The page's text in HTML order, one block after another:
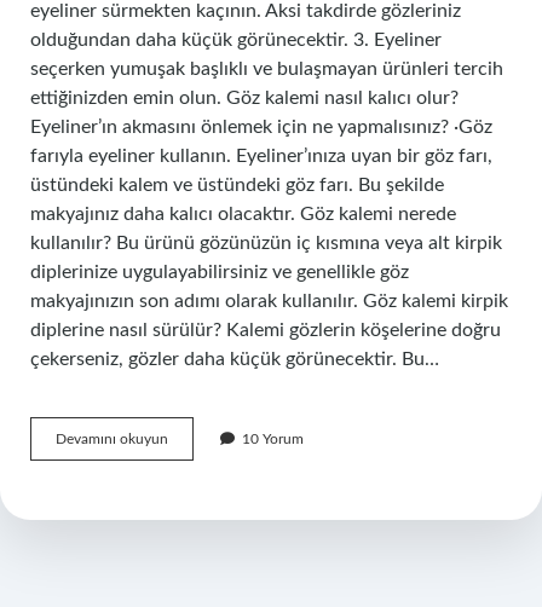
eyeliner sürmekten kaçının. Aksi takdirde gözleriniz
olduğundan daha küçük görünecektir. 3. Eyeliner
seçerken yumuşak başlıklı ve bulaşmayan ürünleri tercih
ettiğinizden emin olun. Göz kalemi nasıl kalıcı olur?
Eyeliner’ın akmasını önlemek için ne yapmalısınız? ·Göz
farıyla eyeliner kullanın. Eyeliner’ınıza uyan bir göz farı,
üstündeki kalem ve üstündeki göz farı. Bu şekilde
makyajınız daha kalıcı olacaktır. Göz kalemi nerede
kullanılır? Bu ürünü gözünüzün iç kısmına veya alt kirpik
diplerinize uygulayabilirsiniz ve genellikle göz
makyajınızın son adımı olarak kullanılır. Göz kalemi kirpik
diplerine nasıl sürülür? Kalemi gözlerin köşelerine doğru
çekerseniz, gözler daha küçük görünecektir. Bu…
Devamını okuyun
Kalemi
Çekilir
10 Yorum